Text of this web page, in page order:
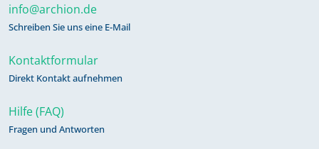
info@archion.de
Schreiben Sie uns eine E-Mail
Kontaktformular
Direkt Kontakt aufnehmen
Hilfe (FAQ)
Fragen und Antworten